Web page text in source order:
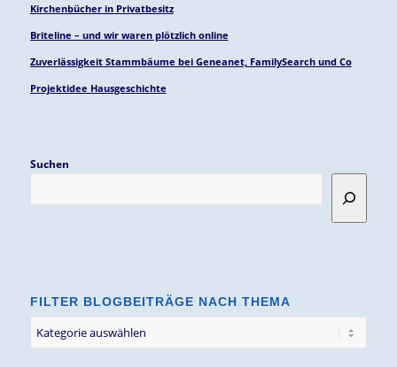
Kirchenbücher in Privatbesitz
Briteline – und wir waren plötzlich online
Zuverlässigkeit Stammbäume bei Geneanet, FamilySearch und Co
Projektidee Hausgeschichte
Suchen
FILTER BLOGBEITRÄGE NACH THEMA
Blogbeiträge